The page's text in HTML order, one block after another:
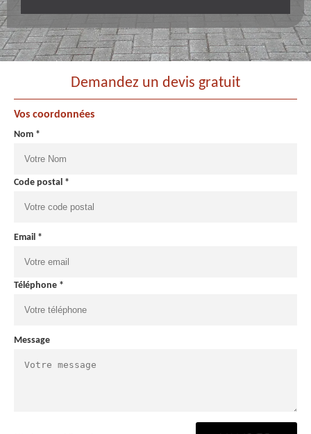
Demandez un devis gratuit
Vos coordonnées
Nom *
Code postal *
Email *
Téléphone *
Message